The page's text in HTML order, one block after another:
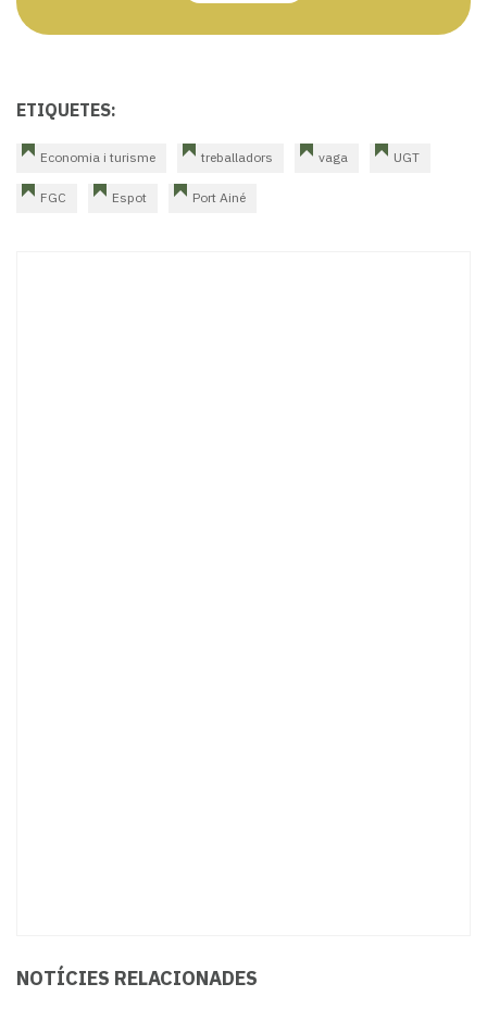
ETIQUETES:
Economia i turisme treballadors vaga UGT
FGC Espot Port Ainé
NOTÍCIES RELACIONADES